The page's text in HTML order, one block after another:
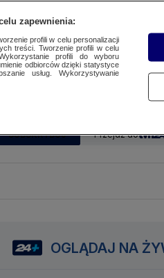
SUBSKRYBUJ Przejdź do
OGLĄDAJ NA
zapewnienia:
profili w celu personalizacji
treści. Tworzenie profili w celu
profili do wyboru
odbiorców dzięki statystyce
usług. Wykorzystywanie